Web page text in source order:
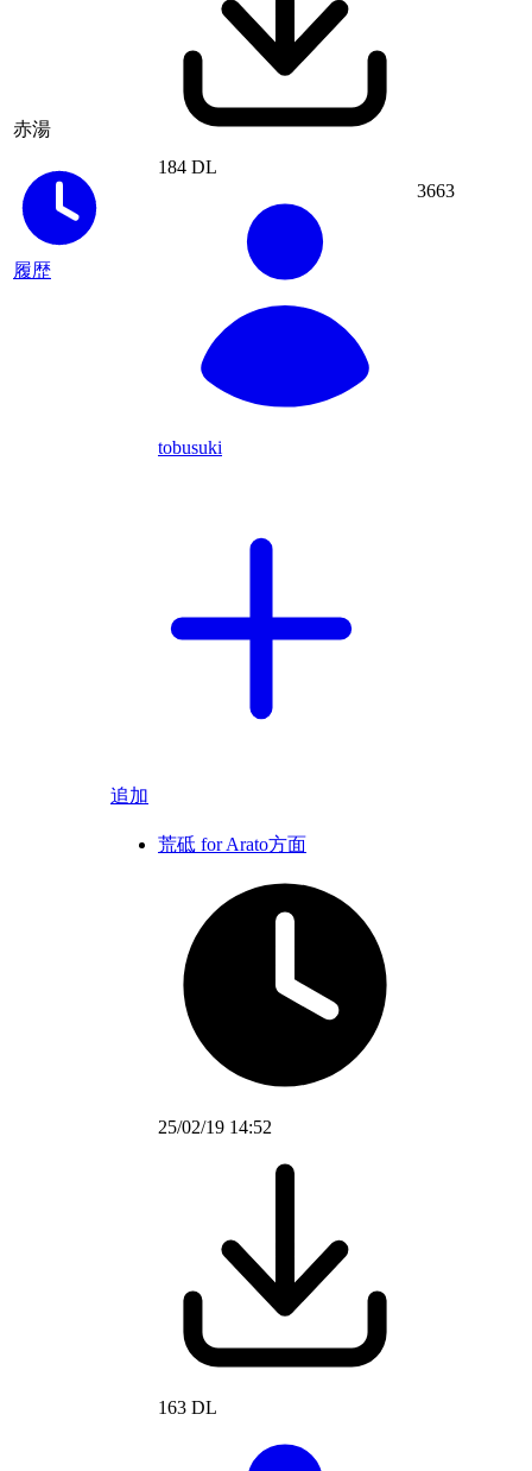
赤湯
履歴
184 DL
tobusuki
追加
3663
荒砥 for Arato方面
25/02/19 14:52
163 DL